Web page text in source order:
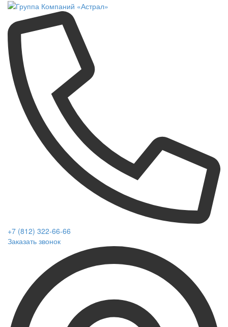
+7 (812) 322-66-66
Заказать звонок